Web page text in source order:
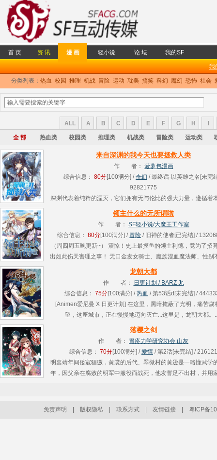
首 页 资 讯 漫 画 轻小说 论 坛 我的SF
我
分类列表： 热血 校园 推理 机战 冒险 运动 耽美 搞笑 科幻 魔幻 恐怖 社会
ALL A B C D E F G H
全 部 热血类 校园类 推理类 机战类 冒险类 运动类
来自深渊的我今天也要拯救人类
作 者： 菠萝包漫画
综合信息： 80分[100满分] /奇幻 / 最终话-以英雄之名[未完
92821775
深渊代表着纯粹的湮灭，它们拥有无与伦比的强大力量，遵循着
世间的一切生命。 然而某一天里，它们中出了叛徒—— 懵懂少
领主什么的无所谓啦
作 者： SF轻小说/大魔王工作室
综合信息： 80分[100满分] / 冒险 / 旧神的使者[已完结] /
（周四周五晚更新~） 震惊！史上最摸鱼的领主利德，竟为了招
出如此伤天害理之事！ 无口金发女骑士、魔族混血魔法师、性别
政幕僚……他统统来者不拒.....
龙朝大都
作 者：
日更计划 / BARZ Jr.
综合信息： 75分[100满分] /热血 / 第53话d[未完结] /
[Animen爱尼曼 X 日更计划] 在这里，黑暗掩蔽了光明，痛苦腐
望，这座城市，正在慢慢地迈向灭亡...这里是，龙朝大都。
落樱之剑
作 者： 胃疼力学研究协会 山灰
综合信息： 70分[100满分] /爱情 / 第2话[未完结] / 216121
明嘉靖年间倭寇猖獗，黄裳的后代、翠微村的黄逊是一略懂武学
年，因父亲在腐败的明军中服役而战死，他发誓足不出村，并用
免责声明 版权隐私 联系方式 友情链接 粤ICP备